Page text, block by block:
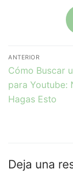
ANTERIOR
Cómo Buscar
para Youtube:
Hagas Esto
Deja una